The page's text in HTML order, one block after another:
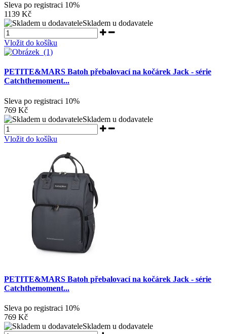
Sleva po registraci 10%
1139 Kč
Skladem u dodavatele
Vložit do košíku
PETITE&MARS Batoh přebalovací na kočárek Jack - série
Catchthemoment...
Sleva po registraci 10%
769 Kč
Skladem u dodavatele
Vložit do košíku
PETITE&MARS Batoh přebalovací na kočárek Jack - série
Catchthemoment...
Sleva po registraci 10%
769 Kč
Skladem u dodavatele